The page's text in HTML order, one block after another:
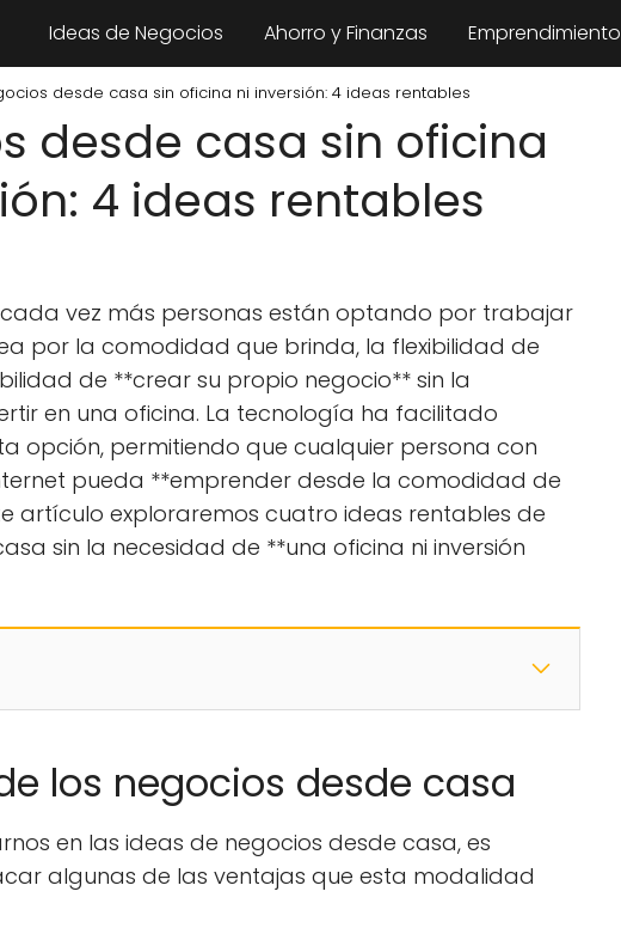
Ideas de Negocios Ahorro y Finanzas Emprendimiento
desde casa sin oficina ni inversión: 4 ideas rentables
desde casa sin oficina
4 ideas rentables
vez más personas están optando por trabajar
por la comodidad que brinda, la flexibilidad de
de **crear su propio negocio** sin la
en una oficina. La tecnología ha facilitado
opción, permitiendo que cualquier persona con
pueda **emprender desde la comodidad de
artículo exploraremos cuatro ideas rentables de
sin la necesidad de **una oficina ni inversión
los negocios desde casa
en las ideas de negocios desde casa, es
algunas de las ventajas que esta modalidad